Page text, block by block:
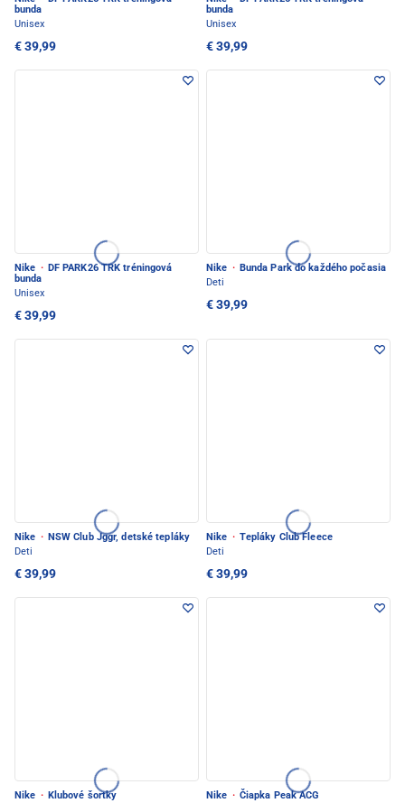
bunda
Unisex
€ 39,99
bunda
Unisex
€ 39,99
Nike · DF PARK26 TRK tréningová
bunda
Unisex
€ 39,99
Nike · Bunda Park do každého počasia
Deti
€ 39,99
Nike · NSW Club Jggr, detské tepláky
Deti
€ 39,99
Nike · Tepláky Club Fleece
Deti
€ 39,99
Nike · Klubové šortky
Nike · Čiapka Peak ACG